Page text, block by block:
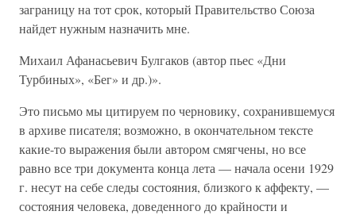
заграницу на тот срок, который Правительство Союза
найдет нужным назначить мне.
Михаил Афанасьевич Булгаков (автор пьес «Дни
Турбиных», «Бег» и др.)».
Это письмо мы цитируем по черновику, сохранившемуся
в архиве писателя; возможно, в окончательном тексте
какие-то выражения были автором смягчены, но все
равно все три документа конца лета — начала осени 1929
г. несут на себе следы состояния, близкого к аффекту, —
состояния человека, доведенного до крайности и